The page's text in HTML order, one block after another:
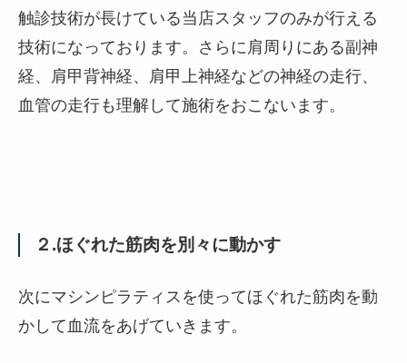
触診技術が長けている当店スタッフのみが行える
技術になっております。さらに肩周りにある副神
経、肩甲背神経、肩甲上神経などの神経の走行、
血管の走行も理解して施術をおこないます。
２.ほぐれた筋肉を別々に動かす
次にマシンピラティスを使ってほぐれた筋肉を動
かして血流をあげていきます。